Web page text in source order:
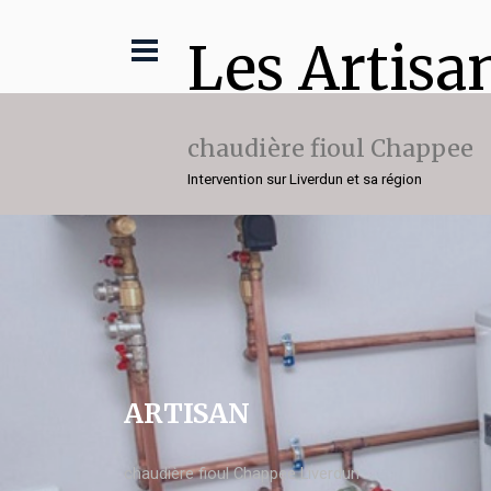
Les
chaudière fioul Chappee
Intervention sur Liverdun et sa région
ARTISAN
chaudière fioul Chappee Liverdun